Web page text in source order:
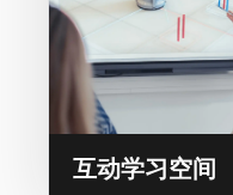
互动学习空间